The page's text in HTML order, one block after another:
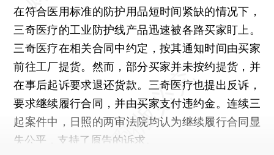
在符合医用标准的防护用品短时间紧缺的情况下，
三奇医疗的工业防护线产品迅速被各路买家盯上。
三奇医疗在相关合同中约定，按其通知时间由买家
前往工厂提货。然而，部分买家并未按约提货，并
在事后起诉要求退还货款。三奇医疗也提出反诉，
要求继续履行合同，并由买家支付违约金。连续三
起案件中，日照的两审法院均认为继续履行合同显
失公平，支持了原告的诉求。